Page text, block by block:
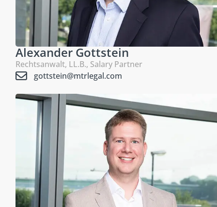
Alexander Gottstein
Rechtsanwalt, LL.B., Salary Partner
gottstein@mtrlegal.com